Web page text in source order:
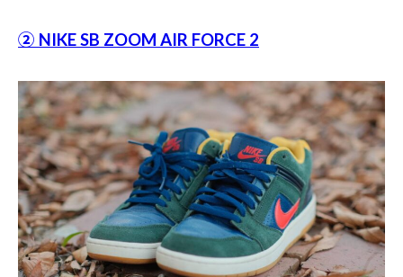
② NIKE SB ZOOM AIR FORCE 2